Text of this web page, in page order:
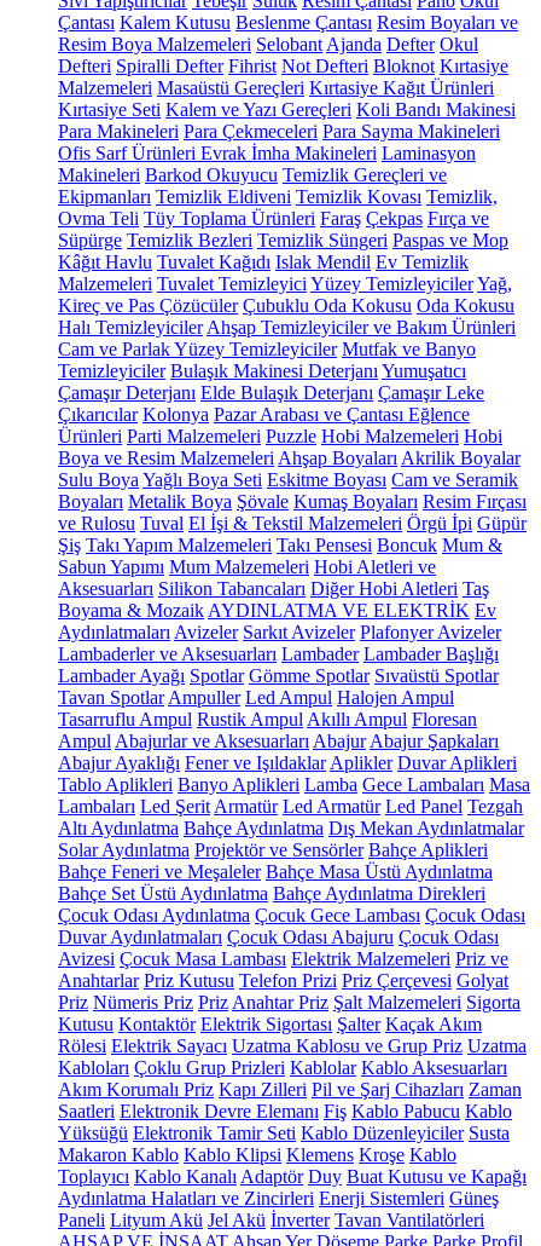
Çantası Kalem Kutusu Beslenme Çantası Resim Boyaları ve
Resim Boya Malzemeleri Selobant Ajanda Defter Okul
Defteri Spiralli Defter Fihrist Not Defteri Bloknot Kırtasiye
Malzemeleri Masaüstü Gereçleri Kırtasiye Kağıt Ürünleri
Kırtasiye Seti Kalem ve Yazı Gereçleri Koli Bandı Makinesi
Para Makineleri Para Çekmeceleri Para Sayma Makineleri
Ofis Sarf Ürünleri Evrak İmha Makineleri Laminasyon
Makineleri Barkod Okuyucu Temizlik Gereçleri ve
Ekipmanları Temizlik Eldiveni Temizlik Kovası Temizlik,
Ovma Teli Tüy Toplama Ürünleri Faraş Çekpas Fırça ve
Süpürge Temizlik Bezleri Temizlik Süngeri Paspas ve Mop
Kâğıt Havlu Tuvalet Kağıdı Islak Mendil Ev Temizlik
Malzemeleri Tuvalet Temizleyici Yüzey TemizleyicilerYağ,
Kireç ve Pas Çözücüler Çubuklu Oda Kokusu Oda Kokusu
Halı Temizleyiciler Ahşap Temizleyiciler ve Bakım Ürünleri
Cam ve Parlak Yüzey Temizleyiciler Mutfak ve Banyo
Temizleyiciler Bulaşık Makinesi Deterjanı Yumuşatıcı
Çamaşır Deterjanı Elde Bulaşık Deterjanı Çamaşır Leke
Çıkarıcılar Kolonya Pazar Arabası ve Çantası Eğlence
Ürünleri Parti Malzemeleri Puzzle Hobi Malzemeleri Hobi
Boya ve Resim Malzemeleri Ahşap Boyaları Akrilik Boyalar
Sulu Boya Yağlı Boya Seti Eskitme Boyası Cam ve Seramik
Boyaları Metalik Boya Şövale Kumaş Boyaları Resim Fırçası
ve Rulosu Tuval El İşi & Tekstil Malzemeleri Örgü İpi Güpür
Şiş Takı Yapım Malzemeleri Takı Pensesi Boncuk Mum &
Sabun Yapımı Mum Malzemeleri Hobi Aletleri ve
Aksesuarları Silikon Tabancaları Diğer Hobi Aletleri Taş
Boyama & Mozaik AYDINLATMA VE ELEKTRİK Ev
Aydınlatmaları Avizeler Sarkıt Avizeler Plafonyer Avizeler
Lambaderler ve Aksesuarları Lambader Lambader Başlığı
Lambader Ayağı Spotlar Gömme Spotlar Sıvaüstü Spotlar
Tavan Spotlar Ampuller Led Ampul Halojen Ampul
Tasarruflu Ampul Rustik Ampul Akıllı Ampul Floresan
Ampul Abajurlar ve Aksesuarları Abajur Abajur Şapkaları
Abajur Ayaklığı Fener ve Işıldaklar Aplikler Duvar Aplikleri
Tablo Aplikleri Banyo Aplikleri Lamba Gece Lambaları Masa
Lambaları Led Şerit Armatür Led Armatür Led Panel Tezgah
Altı Aydınlatma Bahçe Aydınlatma Dış Mekan Aydınlatmalar
Solar Aydınlatma Projektör ve Sensörler Bahçe Aplikleri
Bahçe Feneri ve Meşaleler Bahçe Masa Üstü Aydınlatma
Bahçe Set Üstü Aydınlatma Bahçe Aydınlatma Direkleri
Çocuk Odası Aydınlatma Çocuk Gece Lambası Çocuk Odası
Duvar Aydınlatmaları Çocuk Odası Abajuru Çocuk Odası
Avizesi Çocuk Masa Lambası Elektrik Malzemeleri Priz ve
Anahtarlar Priz Kutusu Telefon Prizi Priz Çerçevesi Golyat
Priz Nümeris Priz Priz Anahtar Priz Şalt Malzemeleri Sigorta
Kutusu Kontaktör Elektrik Sigortası Şalter Kaçak Akım
Rölesi Elektrik Sayacı Uzatma Kablosu ve Grup Priz Uzatma
Kabloları Çoklu Grup Prizleri Kablolar Kablo Aksesuarları
Akım Korumalı Priz Kapı Zilleri Pil ve Şarj Cihazları Zaman
Saatleri Elektronik Devre Elemanı Fiş Kablo Pabucu Kablo
Yüksüğü Elektronik Tamir Seti Kablo Düzenleyiciler Susta
Makaron Kablo Kablo Klipsi Klemens Kroşe Kablo
Toplayıcı Kablo Kanalı Adaptör Duy Buat Kutusu ve Kapağı
Aydınlatma Halatları ve Zincirleri Enerji Sistemleri Güneş
Paneli Lityum Akü Jel Akü İnverter Tavan Vantilatörleri
AHŞAP VE İNŞAAT Ahşap Yer Döşeme Parke Parke Profil